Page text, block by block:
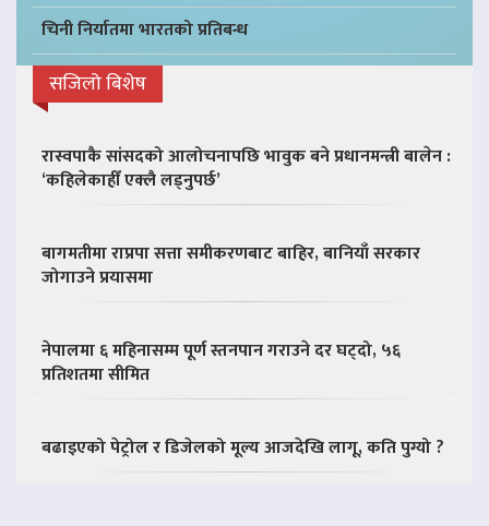
चिनी निर्यातमा भारतको प्रतिबन्ध
सजिलो बिशेष
रास्वपाकै सांसदको आलोचनापछि भावुक बने प्रधानमन्त्री बालेन :
‘कहिलेकाहीँ एक्लै लड्नुपर्छ’
बागमतीमा राप्रपा सत्ता समीकरणबाट बाहिर, बानियाँ सरकार
जोगाउने प्रयासमा
नेपालमा ६ महिनासम्म पूर्ण स्तनपान गराउने दर घट्दो, ५६
प्रतिशतमा सीमित
बढाइएको पेट्रोल र डिजेलको मूल्य आजदेखि लागू, कति पुग्यो ?